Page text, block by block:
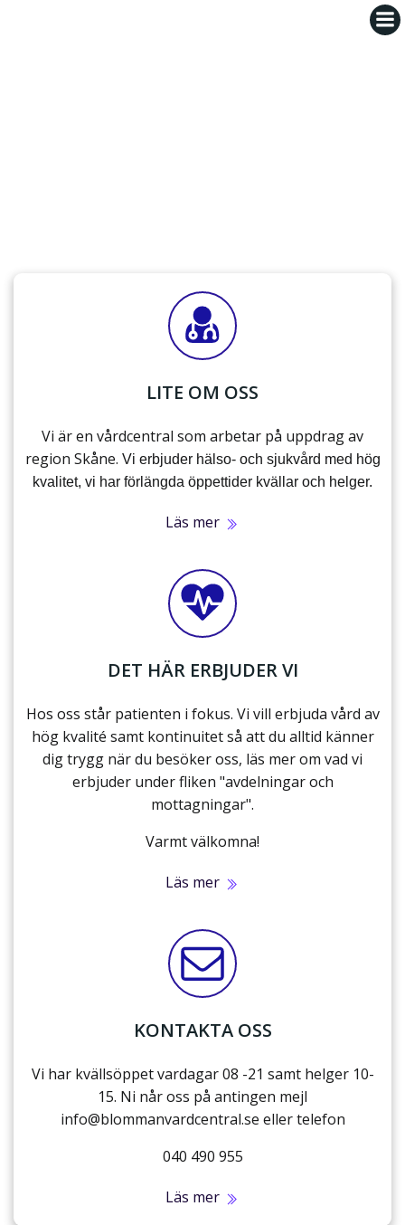
LITE OM OSS
Vi är en vårdcentral som arbetar på uppdrag av
region Skåne. Vi erbjuder hälso- och sjukvård med hög
kvalitet, vi har förlängda öppettider kvällar och helger.
Läs mer
DET HÄR ERBJUDER VI
Hos oss står patienten i fokus. Vi vill erbjuda vård av
hög kvalité samt kontinuitet så att du alltid känner
dig trygg när du besöker oss, läs mer om vad vi
erbjuder under fliken "avdelningar och
mottagningar".
Varmt välkomna!
Läs mer
KONTAKTA OSS
Vi har kvällsöppet vardagar 08 -21 samt helger 10-
15. Ni når oss på antingen mejl
info@blommanvardcentral.se eller telefon
040 490 955
Läs mer